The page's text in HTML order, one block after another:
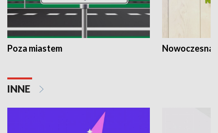
Poza miastem Nowoczesna
INNE